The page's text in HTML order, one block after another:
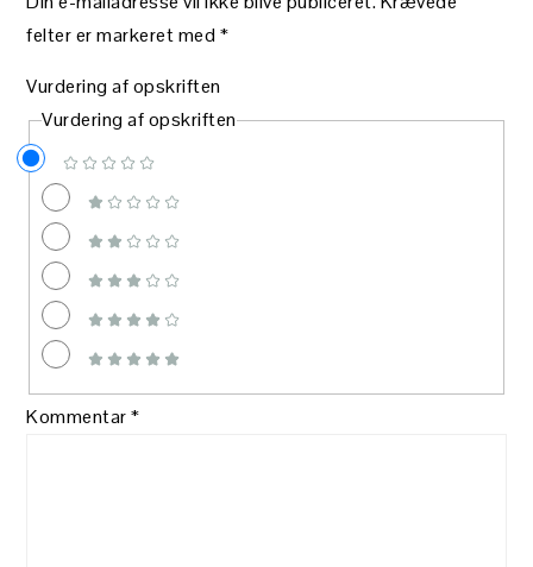
felter er markeret med *
Vurdering af opskriften
Vurdering af opskriften
Kommentar*